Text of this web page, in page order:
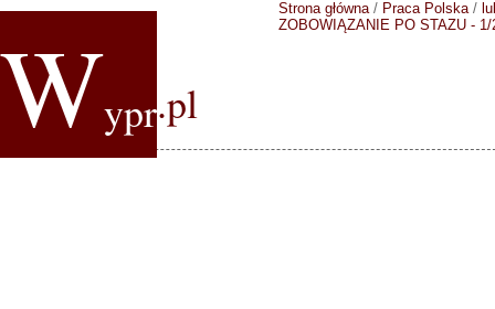
Wypr.pl
Strona główna/ Praca Polska/
ZOBOWIĄZANIE PO STAZU -